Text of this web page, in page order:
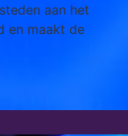
aan het
en maakt de